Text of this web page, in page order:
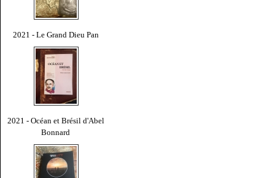
2021 - Le Grand Dieu Pan
2021 - Océan et Brésil d'Abel
Bonnard